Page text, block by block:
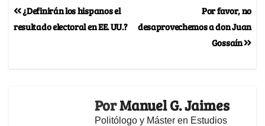
Por favor, no
desaprovechemos a don Juan
Gossaín
¿Definirán los hispanos el
resultado electoral en EE. UU.?
PorManuel G. Jaimes
Politólogo y Máster en Estudios